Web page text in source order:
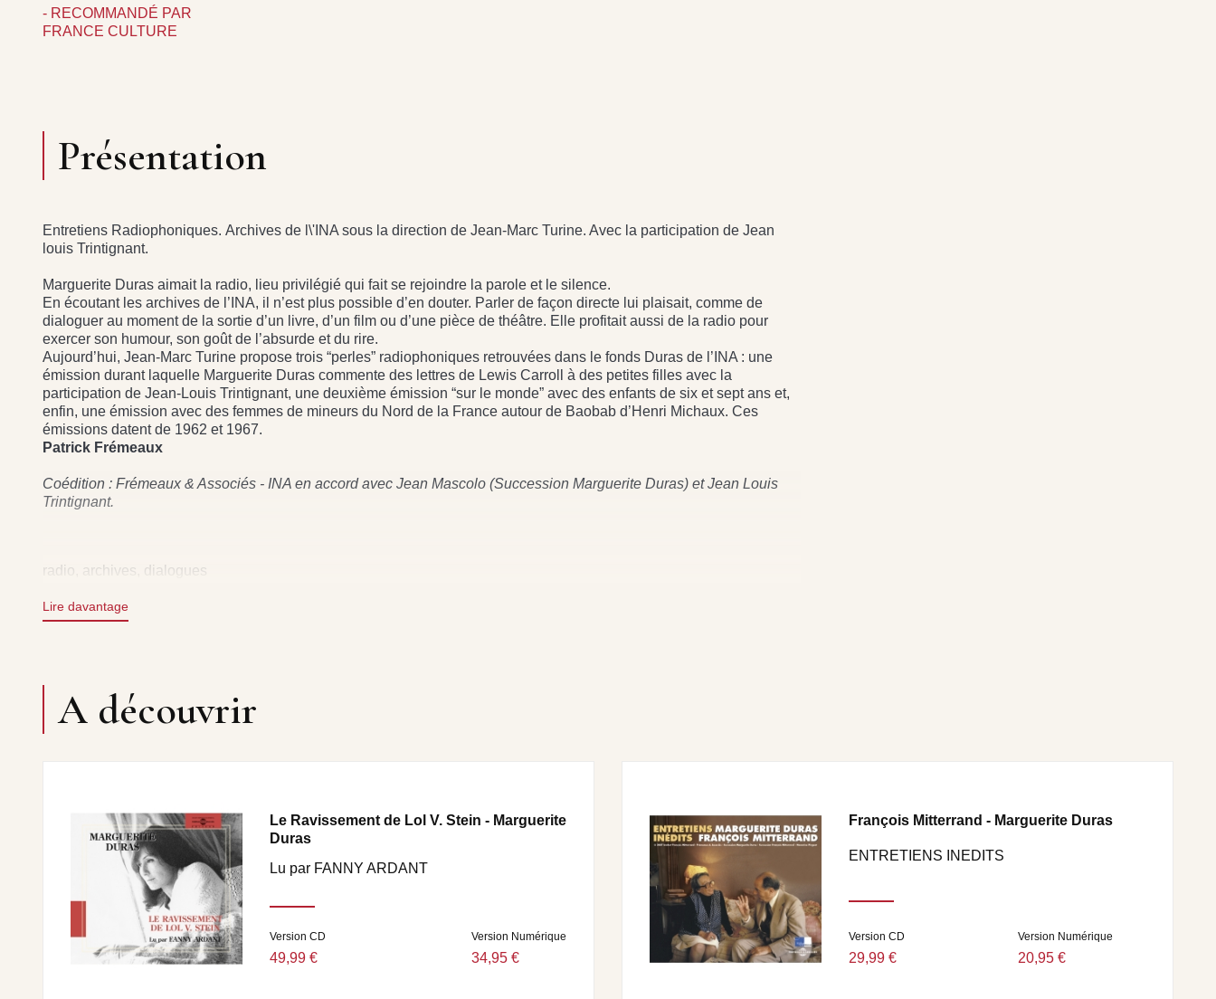
- RECOMMANDÉ PAR
FRANCE CULTURE
Présentation
Entretiens Radiophoniques. Archives de l\'INA sous la direction de Jean-Marc Turine. Avec la participation de Jean
louis Trintignant.
Marguerite Duras aimait la radio, lieu privilégié qui fait se rejoindre la parole et le silence.
En écoutant les archives de l’INA, il n’est plus possible d’en douter. Parler de façon directe lui plaisait, comme de
dialoguer au moment de la sortie d’un livre, d’un film ou d’une pièce de théâtre. Elle profitait aussi de la radio pour
exercer son humour, son goût de l’absurde et du rire.
Aujourd’hui, Jean-Marc Turine propose trois “perles” radiophoniques retrouvées dans le fonds Duras de l’INA : une
émission durant laquelle Marguerite Duras commente des lettres de Lewis Carroll à des petites filles avec la
participation de Jean-Louis Trintignant, une deuxième émission “sur le monde” avec des enfants de six et sept ans et,
enfin, une émission avec des femmes de mineurs du Nord de la France autour de Baobab d’Henri Michaux. Ces
émissions datent de 1962 et 1967.
Patrick Frémeaux
Coédition : Frémeaux & Associés - INA en accord avec Jean Mascolo (Succession Marguerite Duras) et Jean Louis
Trintignant.
radio, archives, dialogues
Lire davantage
A découvrir
Le Ravissement de Lol V. Stein - Marguerite
Duras
Lu par FANNY ARDANT
Version CD
49,99 €
Version Numérique
34,95 €
François Mitterrand - Marguerite Duras
ENTRETIENS INEDITS
Version CD
29,99 €
Version Numérique
20,95 €